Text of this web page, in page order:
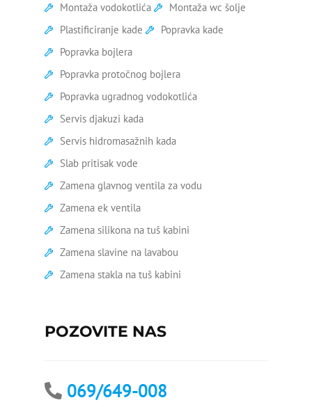
Zamena ventila pod
Zamena virble ventila
Geberit vodokotlić popravka
Zamena stare kade
Zamena wc šolje
Bojler curi na crevu
Bojler curi na ventilu
Čišćenje bojlera
Bojler curi na sigurnosni
Montaža vodokotlića
Montaža wc šolje
Plastificiranje kade
Popravka kade
Popravka bojlera
Popravka protočnog bojlera
Popravka ugradnog vodokotlića
Servis djakuzi kada
Servis hidromasažnih kada
Slab pritisak vode
Zamena glavnog ventila za vodu
Zamena ek ventila
Zamena silikona na tuš kabini
Zamena slavine na lavabou
Zamena stakla na tuš kabini
POZOVITE NAS
069/649-008